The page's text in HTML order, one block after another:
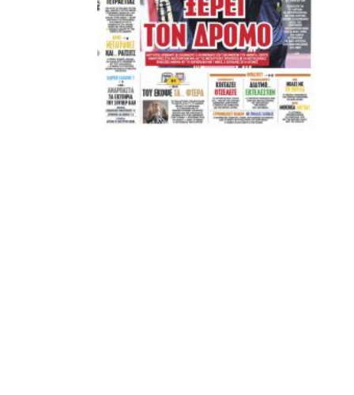
ADVERTISEMENT
ΑΜΠΑΛΑΕΑ, ΜΑΚΕΔΟΝΕΣ, ΤΟΥΜΠΑ, #031#